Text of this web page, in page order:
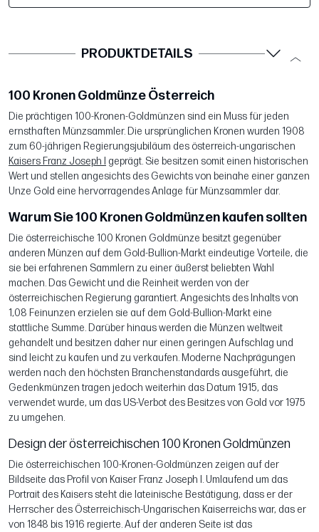
PRODUKTDETAILS
100 Kronen Goldmünze Österreich
Die prächtigen 100-Kronen-Goldmünzen sind ein Muss für jeden
ernsthaften Münzsammler. Die ursprünglichen Kronen wurden 1908
zum 60-jährigen Regierungsjubiläum des österreich-ungarischen
Kaisers Franz Joseph I
geprägt. Sie besitzen somit einen historischen
Wert und stellen angesichts des Gewichts von beinahe einer ganzen
Unze Gold eine hervorragendes Anlage für Münzsammler dar.
Warum Sie 100 Kronen Goldmünzen kaufen sollten
Die österreichische 100 Kronen Goldmünze besitzt gegenüber
anderen Münzen auf dem Gold-Bullion-Markt eindeutige Vorteile, die
sie bei erfahrenen Sammlern zu einer äußerst beliebten Wahl
machen. Das Gewicht und die Reinheit werden von der
österreichischen Regierung garantiert. Angesichts des Inhalts von
1,08 Feinunzen erzielen sie auf dem Gold-Bullion-Markt eine
stattliche Summe. Darüber hinaus werden die Münzen weltweit
gehandelt und besitzen daher nur einen geringen Aufschlag und
sind leicht zu kaufen und zu verkaufen. Moderne Nachprägungen
werden nach den höchsten Branchenstandards ausgeführt, die
Gedenkmünzen tragen jedoch weiterhin das Datum 1915, das
verwendet wurde, um das US-Verbot des Besitzes von Gold vor 1975
zu umgehen.
Design der österreichischen 100 Kronen Goldmünzen
Die österreichischen 100-Kronen-Goldmünzen zeigen auf der
Bildseite das Profil von Kaiser Franz Joseph I. Umlaufend um das
Portrait des Kaisers steht die lateinische Bestätigung, dass er der
Herrscher des Österreichisch-Ungarischen Kaiserreichs war, das er
von 1848 bis 1916 regierte. Auf der anderen Seite ist das